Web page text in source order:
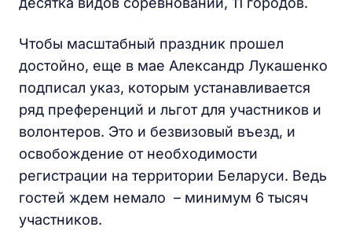
Чтобы масштабный праздник прошел
достойно, еще в мае Александр Лукашенко
подписал указ, которым устанавливается
ряд преференций и льгот для участников и
волонтеров. Это и безвизовый въезд, и
освобождение от необходимости
регистрации на территории Беларуси. Ведь
гостей ждем немало – минимум 6 тысяч
участников.